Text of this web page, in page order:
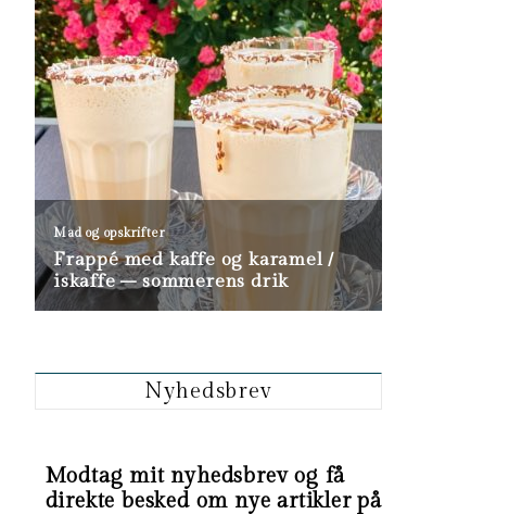
Nyhedsbrev
Modtag mit nyhedsbrev og få
direkte besked om nye artikler på